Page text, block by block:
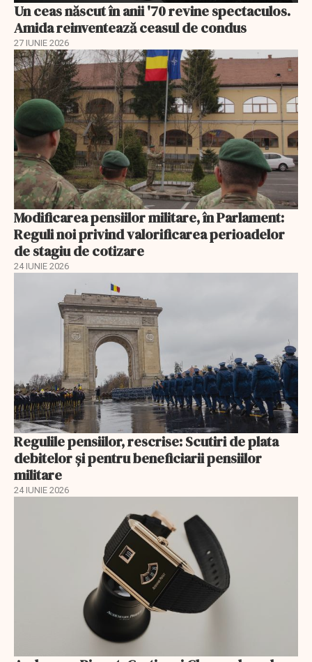
Un ceas născut în anii '70 revine spectaculos.
Amida reinventează ceasul de condus
27 IUNIE 2026
Modificarea pensiilor militare, în Parlament:
Reguli noi privind valorificarea perioadelor
de stagiu de cotizare
24 IUNIE 2026
Regulile pensiilor, rescrise: Scutiri de plata
debitelor și pentru beneficiarii pensiilor
militare
24 IUNIE 2026